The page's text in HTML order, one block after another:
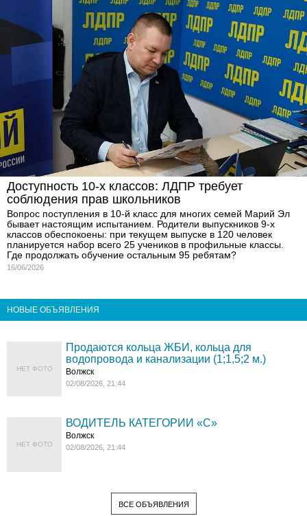
Доступность 10-х классов: ЛДПР требует
соблюдения прав школьников
Вопрос поступления в 10-й класс для многих семей Марий Эл
бывает настоящим испытанием. Родители выпускников 9-х
классов обеспокоены: при текущем выпуске в 120 человек
планируется набор всего 25 учеников в профильные классы.
Где продолжать обучение остальным 95 ребятам?
16/06/2026
НОВЫЕ ОБЪЯВЛЕНИЯ
НЕТ ФОТО
Продаются кольца ЖБИ, кольца для
водопровода и канализации (1;1,5;2 м.)
Волжск
02/08/2026, 21:44
НЕТ ФОТО
ВОДИТЕЛЬ КАТЕГОРИИ «C»
Волжск
02/08/2026, 21:44
ВСЕ ОБЪЯВЛЕНИЯ